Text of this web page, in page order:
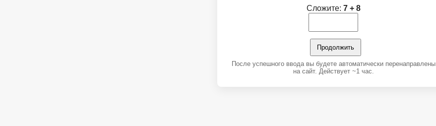
Сложите: 7 + 8
Продолжить
После успешного ввода вы будете автоматически перенаправлены
на сайт. Действует ~1 час.